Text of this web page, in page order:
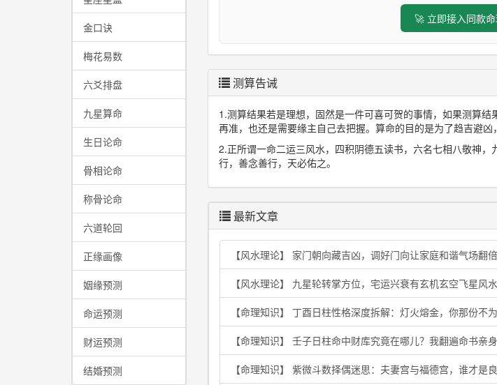
金口诀
梅花易数
六爻排盘
九星算命
生日论命
骨相论命
称骨论命
六道轮回
正缘画像
姻缘预测
命运预测
财运预测
结婚预测
🚀 立即接入同款
测算告诫
1.测算结果若是理想，固然是一件可喜可贺的事情，如果测算
再准，也还是需要缘主自己去把握。算命的目的是为了趋吉避凶
2.正所谓一命二运三风水，四积阴德五读书，六名七相八敬神
行，善念善行，天必佑之。
最新文章
【风水理论】 家门朝向藏吉凶，调好门向让家庭和谐气场翻倍
【风水理论】 九星轮转掌方位，宅运兴衰有玄机玄空飞星风
【命理知识】 丁酉日柱性格深度拆解：灯火熔金，你那份不
【命理知识】 壬子日柱命中财库究竟在哪儿？我翻遍命书亲
【命理知识】 紫微斗数择偶迷思：夫妻宫与福德宫，谁才是